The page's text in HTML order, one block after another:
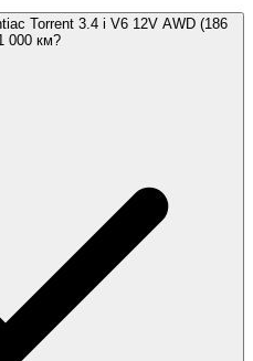
Torrent 3.4 i V6 12V AWD (186
000 км?